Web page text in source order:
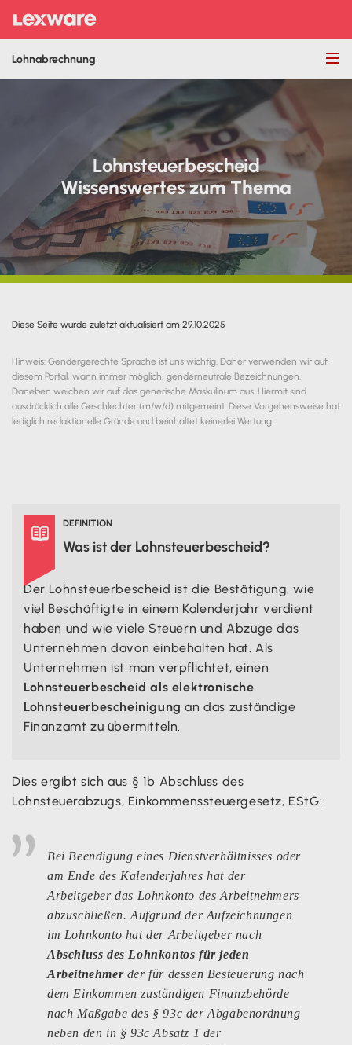
Lohnabrechnung
Lohnsteuerbescheid
Wissenswertes zum Thema
Diese Seite wurde zuletzt aktualisiert am 29.10.2025
Hinweis: Gendergerechte Sprache ist uns wichtig. Daher verwenden wir auf
diesem Portal, wann immer möglich, genderneutrale Bezeichnungen.
Daneben weichen wir auf das generische Maskulinum aus. Hiermit sind
ausdrücklich alle Geschlechter (m/w/d) mitgemeint. Diese Vorgehensweise hat
lediglich redaktionelle Gründe und beinhaltet keinerlei Wertung.
 DEFINITION
Was ist der Lohnsteuerbescheid?
Der Lohnsteuerbescheid ist die Bestätigung, wie
viel Beschäftigte in einem Kalenderjahr verdient
haben und wie viele Steuern und Abzüge das
Unternehmen davon einbehalten hat. Als
Unternehmen ist man verpflichtet, einen
Lohnsteuerbescheid als elektronische
Lohnsteuerbescheinigung an das zuständige
Finanzamt zu übermitteln.
Dies ergibt sich aus § 1b Abschluss des
Lohnsteuerabzugs, Einkommenssteuergesetz, EStG:
Bei Beendigung eines Dienstverhältnisses oder
am Ende des Kalenderjahres hat der
Arbeitgeber das Lohnkonto des Arbeitnehmers
abzuschließen. Aufgrund der Aufzeichnungen
im Lohnkonto hat der Arbeitgeber nach
Abschluss des Lohnkontos für jeden
Arbeitnehmerder für dessen Besteuerung nach
dem Einkommen zuständigen Finanzbehörde
nach Maßgabe des § 93c der Abgabenordnung
neben den in § 93c Absatz 1 der